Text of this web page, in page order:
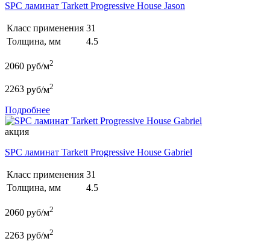
SPC ламинат Tarkett Progressive House Jason
Класс применения 31
Толщина, мм
4.5
2060 руб/м2
2263 руб/м2
Подробнее
акция
SPC ламинат Tarkett Progressive House Gabriel
Класс применения 31
Толщина, мм
4.5
2060 руб/м2
2263 руб/м2